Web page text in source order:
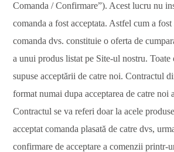
Comanda / Confirmare”). Acest lucru nu
comanda a fost acceptata. Astfel cum a
comanda dvs. constituie o oferta de
a unui produs listat pe Site-ul nostru. Toate
supuse acceptării de catre noi. Contractul
format numai dupa acceptarea de catre noi
Contractul se va referi doar la acele
acceptat comanda plasată de catre dvs,
confirmare de acceptare a comenzii printr-